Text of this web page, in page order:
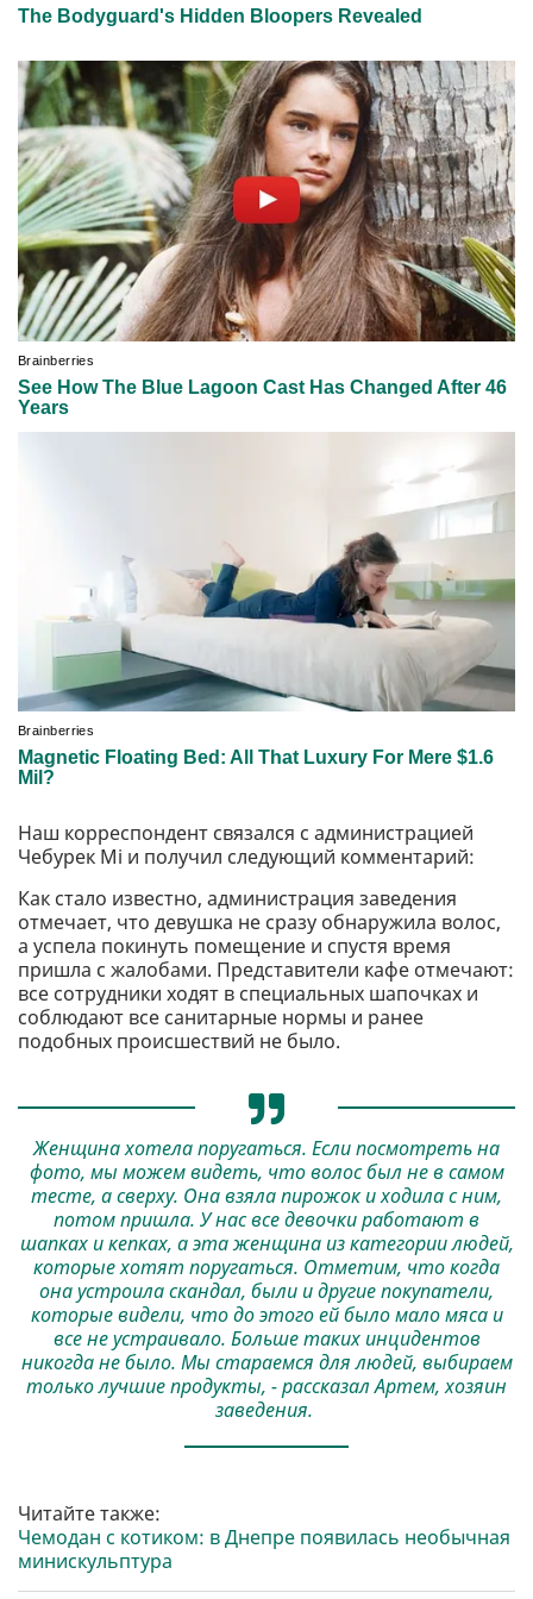
Наш корреспондент связался с администрацией
Чебурек Мі и получил следующий комментарий:
Как стало известно, администрация заведения
отмечает, что девушка не сразу обнаружила волос,
а успела покинуть помещение и спустя время
пришла с жалобами. Представители кафе отмечают:
все сотрудники ходят в специальных шапочках и
соблюдают все санитарные нормы и ранее
подобных происшествий не было.
Женщина хотела поругаться. Если посмотреть на
фото, мы можем видеть, что волос был не в самом
тесте, а сверху. Она взяла пирожок и ходила с ним,
потом пришла. У нас все девочки работают в
шапках и кепках, а эта женщина из категории людей,
которые хотят поругаться. Отметим, что когда
она устроила скандал, были и другие покупатели,
которые видели, что до этого ей было мало мяса и
все не устраивало. Больше таких инцидентов
никогда не было. Мы стараемся для людей, выбираем
только лучшие продукты, - рассказал Артем, хозяин
заведения.
Читайте также:
Чемодан с котиком: в Днепре появилась необычная
минискульптура